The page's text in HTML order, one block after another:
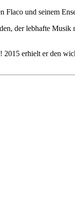
und seinem
der lebhafte
erhielt er den